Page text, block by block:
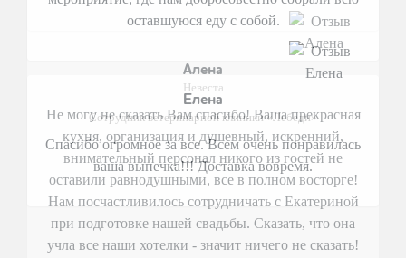
Алена
Невеста
Не могу не сказать Вам спасибо! Ваша прекрасная
кухня, организация и душевный, искренний,
внимательный персонал никого из гостей не
оставили равнодушными, все в полном восторге!
Нам посчастливилось сотрудничать с Екатериной
при подготовке нашей свадьбы. Сказать, что она
учла все наши хотелки - значит ничего не сказать!